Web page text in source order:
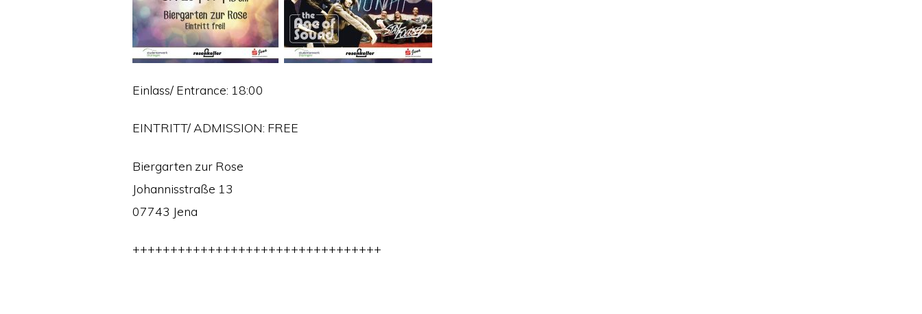
Einlass/ Entrance: 18:00
EINTRITT/ ADMISSION: FREE
Biergarten zur Rose
Johannisstraße 13
07743 Jena
+++++++++++++++++++++++++++++++++